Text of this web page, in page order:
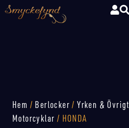
Hem / Berlocker /Yrken & Övrigt
Motorcyklar / HONDA